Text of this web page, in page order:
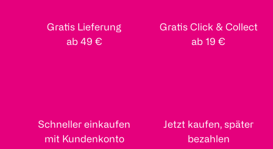
Gratis Lieferung
ab 49 €
Gratis Click & Collect
ab 19 €
Schneller einkaufen
mit Kundenkonto
Jetzt kaufen, später
bezahlen